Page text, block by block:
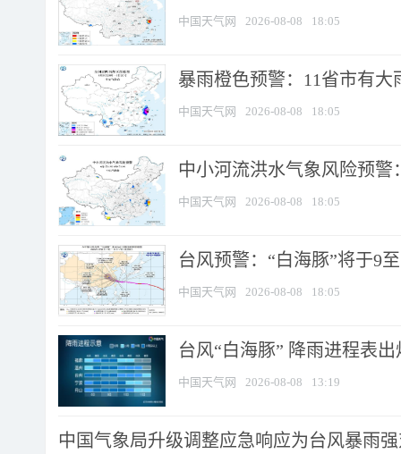
中国天气网 2026-08-08 18:05
暴雨橙色预警：11省市有
中国天气网 2026-08-08 18:05
中小河流洪水气象风险预
中国天气网 2026-08-08 18:05
台风预警：“白海豚”将于9
中国天气网 2026-08-08 18:05
台风“白海豚” 降雨进程表
中国天气网 2026-08-08 13:19
中国气象局升级调整应急响应为台风暴雨